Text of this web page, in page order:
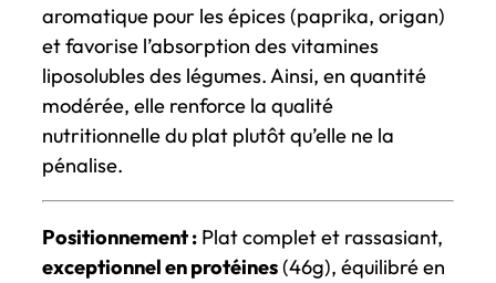
aromatique pour les épices (paprika, origan)
et favorise l’absorption des vitamines
liposolubles des légumes. Ainsi, en quantité
modérée, elle renforce la qualité
nutritionnelle du plat plutôt qu’elle ne la
pénalise.
Positionnement : Plat complet et rassasiant,
exceptionnel en protéines(46g), équilibré en